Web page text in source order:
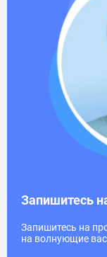
Запишитесь
Запишитесь на
на волнующие